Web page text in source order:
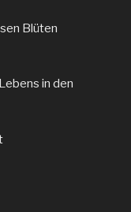
Blüten
in den